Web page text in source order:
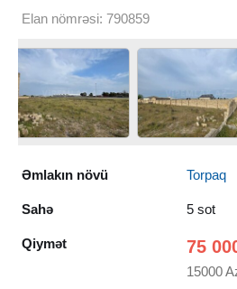
Elan nömrəsi: 790859
Əmlakın növü Torpaq
Sahə 5 sot
Qiymət 75
15000